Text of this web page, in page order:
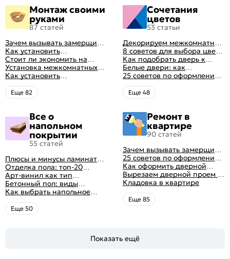
Монтаж своими
руками
87 статей
Зачем вызывать замерщика
для установки дверей
Как установить
межкомнатную дверь
самостоятельно: советы
профессионала
Стоит ли экономить на
установке дверей
Установка межкомнатных
дверей своими руками:
инструкция и полезные
советы
Как установить
квартире
Eще 82
Сочетания
цветов
53 статьи
Декорируем межкомнатные
двери в стиле винтаж
своими руками (с
оригинальными фото-
идеями)
8 советов для выбора цвета
межкомнатных дверей
Как подобрать дверь к
интерьеру квартиры
Белые двери: как
гармонично вписать их в
25 советов по оформлению
+ 50 фото
Eще 48
Все о
напольном
покрытии
55 статей
Плюсы и минусы ламината:
как выбрать качественное
напольное покрытие
Отделка пола: топ-20
вариантов напольных
покрытий
Арт-винил как тип
напольного покрытия
Бетонный пол: виды
конструкций и технология
Как выбрать напольное
всех вариантов на
современном рынке
Eще 50
Ремонт в
квартире
90 статей
Зачем вызывать замерщика
для установки дверей
25 советов по оформлению
дверного проема без двери
+ 50 фото
Как оформить дверной
проем без двери
Вырезаем дверной проем в
различных материалах
Кладовка в квартире
Eще 85
Показать ещё